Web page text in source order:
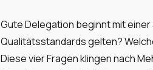
Gute Delegation beginnt mit
Qualitätsstandards gelten?
Diese vier Fragen klingen nach